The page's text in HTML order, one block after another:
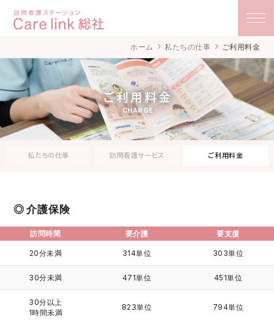
ホーム 私たちの仕事 ご利用料金
ご利用料金
CHARGE
私たちの仕事 訪問看護サービス ご利用料金
介護保険
訪問時間 要介護 要支援
20分未満 314単位 303単位
30分未満 471単位 451単位
30分以上
1時間未満
823単位 794単位